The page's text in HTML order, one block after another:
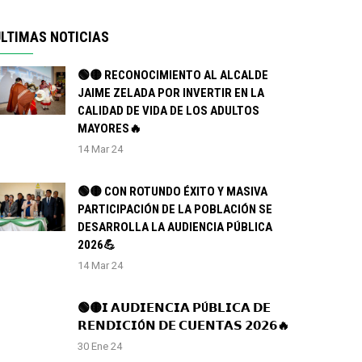
NOTICIAS
🟢🟡 RECONOCIMIENTO AL ALCALDE
JAIME ZELADA POR INVERTIR EN LA
CALIDAD DE VIDA DE LOS ADULTOS
MAYORES🔥
14 Mar 24
🟢🟡 CON ROTUNDO ÉXITO Y MASIVA
PARTICIPACIÓN DE LA POBLACIÓN SE
DESARROLLA LA AUDIENCIA PÚBLICA
2026💪
14 Mar 24
🟢🟡𝗜 𝗔𝗨𝗗𝗜𝗘𝗡𝗖𝗜𝗔 𝗣Ú𝗕𝗟𝗜𝗖𝗔 𝗗𝗘
𝗥𝗘𝗡𝗗𝗜𝗖𝗜Ó𝗡 𝗗𝗘 𝗖𝗨𝗘𝗡𝗧𝗔𝗦 𝟮𝟬𝟮𝟲🔥
30 Ene 24